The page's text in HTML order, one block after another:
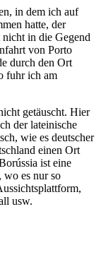
in dem ich auf
hatte, der
in die Gegend
von Porto
durch den Ort
fuhr ich am
getäuscht. Hier
der lateinische
wie es deutscher
einen Ort
ist eine
wo es nur so
usw.